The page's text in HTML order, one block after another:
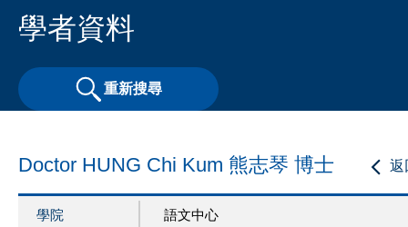
學者資料
重新搜尋
返
Doctor HUNG Chi Kum 熊志琴 博士
學院 語文中心